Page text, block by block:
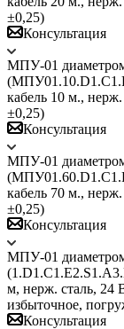
±0,25)
Консультация
МПУ-01
кабель 10 м.,
±0,25)
Консультация
МПУ-01
кабель 70 м.,
±0,25)
Консультация
МПУ-01
м, нерж. сталь, 24
избыточное,
Консультация